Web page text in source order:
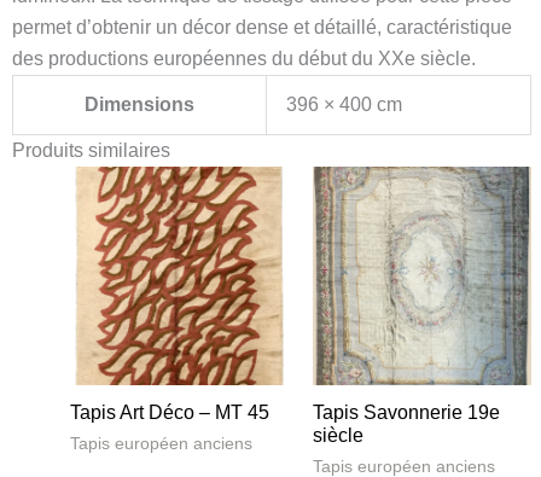
permet d’obtenir un décor dense et détaillé, caractéristique
des productions européennes du début du XXe siècle.
Dimensions 396 × 400 cm
Produits similaires
Tapis Art Déco – MT 45
Tapis européen anciens
Tapis Savonnerie 19e
siècle
Tapis européen anciens